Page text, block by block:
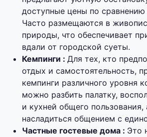
доступные цены по сравнению
Часто размещаются в
природы, что обеспечивает
вдали от городской суеты.
Кемпинги : Для тех, кто
отдых и самостоятельность,
кемпинги различного уровня
можно разбить палатку,
и кухней общего пользования,
насладиться общением с
Частные гостевые дома : Это